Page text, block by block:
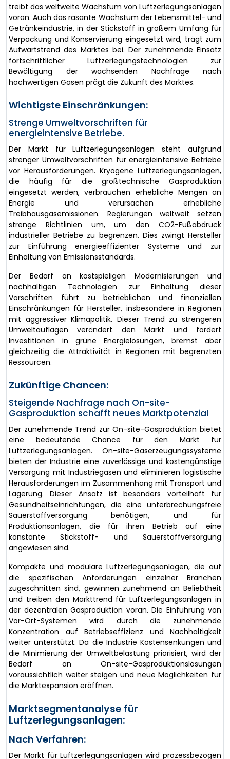
treibt das weltweite Wachstum von Luftzerlegungsanlagen
voran. Auch das rasante Wachstum der Lebensmittel- und
Getränkeindustrie, in der Stickstoff in großem Umfang für
Verpackung und Konservierung eingesetzt wird, trägt zum
Aufwärtstrend des Marktes bei. Der zunehmende Einsatz
fortschrittlicher Luftzerlegungstechnologien zur
Bewältigung der wachsenden Nachfrage nach
hochwertigen Gasen prägt die Zukunft des Marktes.
Wichtigste Einschränkungen:
Strenge Umweltvorschriften für
energieintensive Betriebe.
Der Markt für Luftzerlegungsanlagen steht aufgrund
strenger Umweltvorschriften für energieintensive Betriebe
vor Herausforderungen. Kryogene Luftzerlegungsanlagen,
die häufig für die großtechnische Gasproduktion
eingesetzt werden, verbrauchen erhebliche Mengen an
Energie und verursachen erhebliche
Treibhausgasemissionen. Regierungen weltweit setzen
strenge Richtlinien um, um den CO2-Fußabdruck
industrieller Betriebe zu begrenzen. Dies zwingt Hersteller
zur Einführung energieeffizienter Systeme und zur
Einhaltung von Emissionsstandards.
Der Bedarf an kostspieligen Modernisierungen und
nachhaltigen Technologien zur Einhaltung dieser
Vorschriften führt zu betrieblichen und finanziellen
Einschränkungen für Hersteller, insbesondere in Regionen
mit aggressiver Klimapolitik. Dieser Trend zu strengeren
Umweltauflagen verändert den Markt und fördert
Investitionen in grüne Energielösungen, bremst aber
gleichzeitig die Attraktivität in Regionen mit begrenzten
Ressourcen.
Zukünftige Chancen:
Steigende Nachfrage nach On-site-
Gasproduktion schafft neues Marktpotenzial
Der zunehmende Trend zur On-site-Gasproduktion bietet
eine bedeutende Chance für den Markt für
Luftzerlegungsanlagen. On-site-Gaserzeugungssysteme
bieten der Industrie eine zuverlässige und kostengünstige
Versorgung mit Industriegasen und eliminieren logistische
Herausforderungen im Zusammenhang mit Transport und
Lagerung. Dieser Ansatz ist besonders vorteilhaft für
Gesundheitseinrichtungen, die eine unterbrechungsfreie
Sauerstoffversorgung benötigen, und für
Produktionsanlagen, die für ihren Betrieb auf eine
konstante Stickstoff- und Sauerstoffversorgung
angewiesen sind.
Kompakte und modulare Luftzerlegungsanlagen, die auf
die spezifischen Anforderungen einzelner Branchen
zugeschnitten sind, gewinnen zunehmend an Beliebtheit
und treiben den Markttrend für Luftzerlegungsanlagen in
der dezentralen Gasproduktion voran. Die Einführung von
Vor-Ort-Systemen wird durch die zunehmende
Konzentration auf Betriebseffizienz und Nachhaltigkeit
weiter unterstützt. Da die Industrie Kostensenkungen und
die Minimierung der Umweltbelastung priorisiert, wird der
Bedarf an On-site-Gasproduktionslösungen
voraussichtlich weiter steigen und neue Möglichkeiten für
die Marktexpansion eröffnen.
Marktsegmentanalyse für
Luftzerlegungsanlagen:
Nach Verfahren:
Der Markt für Luftzerlegungsanlagen wird prozessbezogen